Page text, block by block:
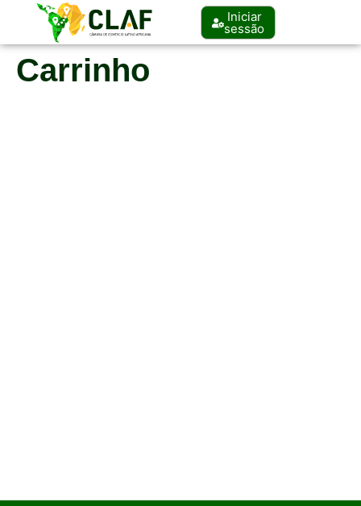
Iniciar
sessão
Carrinho